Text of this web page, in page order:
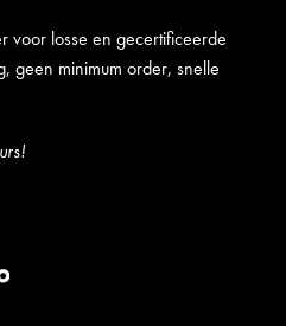
voor losse en gecertificeerde
geen minimum order, snelle